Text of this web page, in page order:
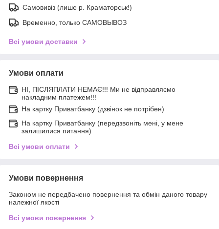
Самовивіз (лише р. Краматорськ!)
Временно, только САМОВЫВОЗ
Всі умови доставки
Умови оплати
НІ, ПІСЛЯПЛАТИ НЕМАЄ!!! Ми не відправляємо
накладним платежем!!!
На картку Приватбанку (дзвінок не потрібен)
На картку Приватбанку (передзвоніть мені, у мене
залишилися питання)
Всі умови оплати
Умови повернення
Законом не передбачено повернення та обмін даного товару
належної якості
Всі умови повернення